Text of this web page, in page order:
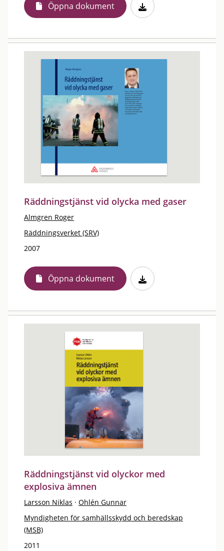
Öppna dokument
Räddningstjänst vid olycka med gaser
Almgren Roger
Räddningsverket (SRV)
2007
Öppna dokument
Räddningstjänst vid olyckor med
explosiva ämnen
Larsson Niklas · Ohlén Gunnar
Myndigheten för samhällsskydd och beredskap
(MSB)
2011